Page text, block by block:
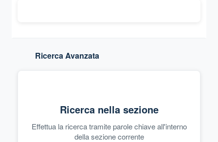
Ricerca Avanzata
Ricerca nella sezione
Effettua la ricerca tramite parole chiave all'interno
della sezione corrente